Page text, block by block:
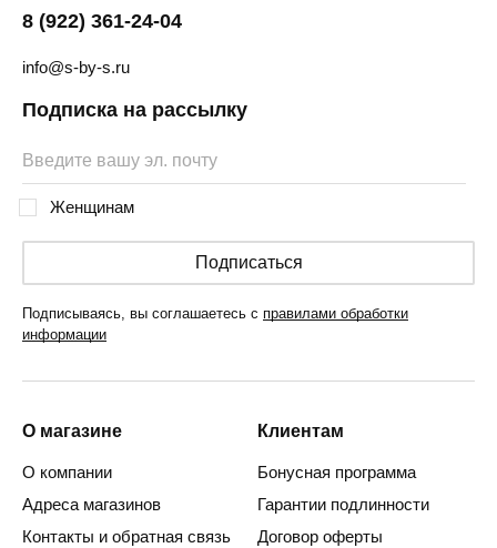
8 (922) 361-24-04
info@s-by-s.ru
Подписка на рассылку
Женщинам
Подписаться
Подписываясь, вы соглашаетесь с правилами обработки
информации
О магазине
О компании
Адреса магазинов
Контакты и обратная связь
Клиентам
Бонусная программа
Гарантии подлинности
Договор оферты